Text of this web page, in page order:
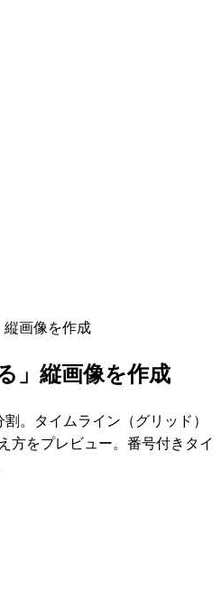
画像を作成
」縦画像を作成
。タイムライン（グリッド）
方をプレビュー。番号付きタイ